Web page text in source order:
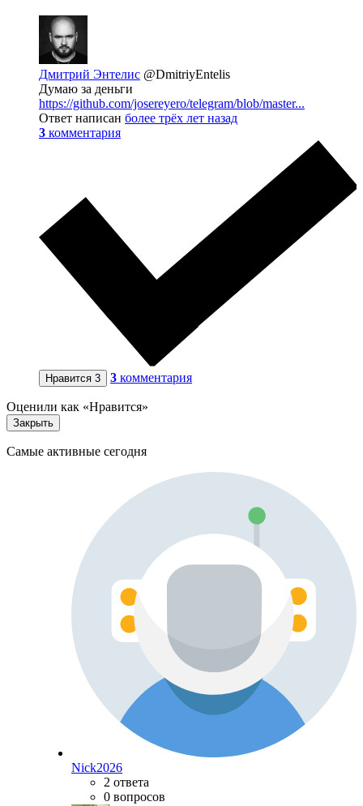
Дмитрий Энтелис @DmitriyEntelis
Думаю за деньги
https://github.com/josereyero/telegram/blob/master...
Ответ написан более трёх лет назад
3 комментария
Нравится 3 3 комментария
Оценили как «Нравится»
Закрыть
Самые активные сегодня
Nick2026
2 ответа
0 вопросов